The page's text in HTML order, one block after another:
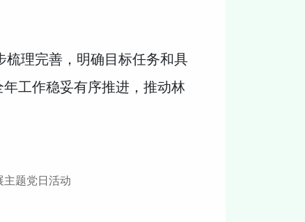
理完善，明确目标任务和具
工作稳妥有序推进，推动林
题党日活动